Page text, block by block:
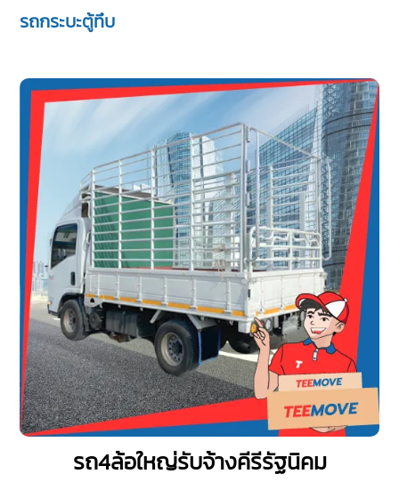
รถกระบะตู้ทึบ
รถ4ล้อใหญ่รับจ้างคีรีรัฐนิคม